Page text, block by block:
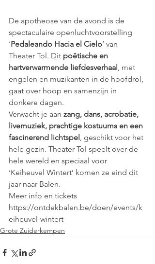
De apotheose van de avond is de
spectaculaire openluchtvoorstelling
‘Pedaleando Hacia el Cielo’ van
Theater Tol. Dit poëtische en
hartverwarmende liefdesverhaal, met
engelen en muzikanten in de hoofdrol,
gaat over hoop en samenzijn in
donkere dagen.
Verwacht je aan zang, dans, acrobatie,
livemuziek, prachtige kostuums en een
fascinerend lichtspel, geschikt voor het
hele gezin. Theater Tol speelt over de
hele wereld en speciaal voor
‘Keiheuvel Wintert’ komen ze eind dit
jaar naar Balen.
Meer info en tickets
https://ontdekbalen.be/doen/events/k
eiheuvel-wintert
Grote Zuiderkempen